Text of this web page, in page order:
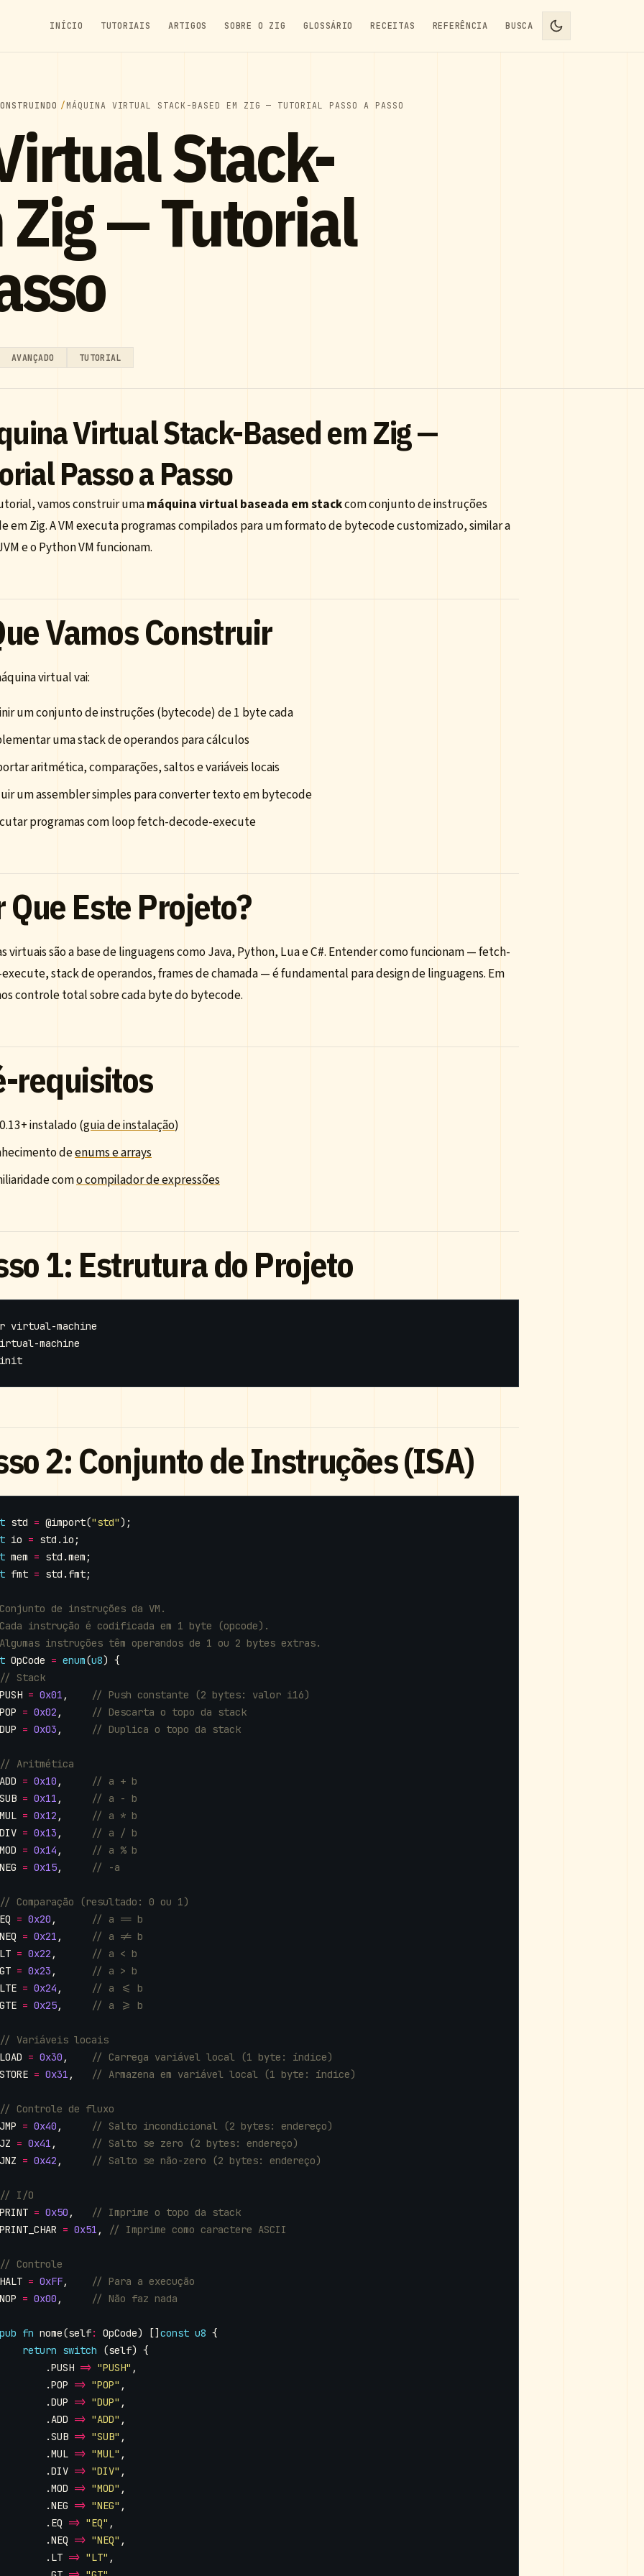
INÍCIO TUTORIAIS ARTIGOS SOBRE O ZIG GLOSSÁRIO RECEITAS REFERÊNCIA BUSCA
MÁQUINA VIRTUAL STACK-BASED EM ZIG — TUTORIAL PASSO A PASSO
Stack-
Zig — Tutorial
AVANÇADO TUTORIAL
Virtual Stack-Based em Zig —
Passo a Passo
vamos construir umamáquina virtual baseada em stackcom conjunto de instruções
em Zig. A VM executa programas compilados para um formato de bytecode customizado, similar a
e o Python VM funcionam.
Vamos Construir
virtual vai:
um conjunto de instruções (bytecode) de 1 byte cada
uma stack de operandos para cálculos
aritmética, comparações, saltos e variáveis locais
um assembler simples para converter texto em bytecode
programas com loop fetch-decode-execute
Que Este Projeto?
virtuais são a base de linguagens como Java, Python, Lua e C#. Entender como funcionam — fetch-
stack de operandos, frames de chamada — é fundamental para design de linguagens. Em
controle total sobre cada byte do bytecode.
requisitos
instalado (guia de instalação)
deenums e arrays
como compilador de expressões
1: Estrutura do Projeto
2: Conjunto de Instruções (ISA)
std = @import("std");
io = std . io ;
mem = std .mem ;
fmt = std . fmt;
OpCode = enum(u8) {
PUSH = 0x01 ,
POP = 0x02 ,
DUP = 0x03 ,
ADD = 0x10 ,
SUB = 0x11 ,
MUL = 0x12 ,
DIV = 0x13 ,
MOD = 0x14 ,
NEG = 0x15,
EQ = 0x20 ,
NEQ = 0x21 ,
LT = 0x22 ,
GT = 0x23 ,
LTE = 0x24 ,
GTE = 0x25,
LOAD = 0x30 ,
STORE = 0x31 ,
JMP = 0x40 ,
JZ = 0x41 ,
JNZ = 0x42 ,
PRINT = 0x50 ,
PRINT_CHAR = 0x51 ,
HALT = 0xFF,
NOP = 0x00 ,
pub fn nome(self: OpCode) [] const u8 {
return switch (self) {
.PUSH => "PUSH" ,
.POP => "POP" ,
.DUP => "DUP" ,
.ADD => "ADD" ,
.SUB => "SUB" ,
.MUL => "MUL" ,
.DIV => "DIV" ,
.MOD => "MOD" ,
.NEG => "NEG" ,
. EQ => "EQ" ,
.NEQ => "NEQ" ,
. LT => "LT" ,